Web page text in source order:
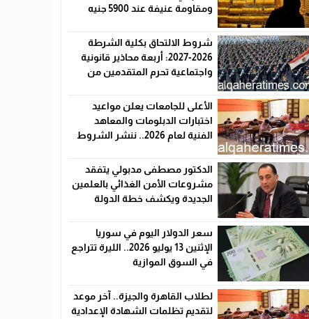
ومقاومة عنيفة عند 5900 جنيه
شروط الالتحاق بكلية الشرطة
2026-2027: أربعة محاذير قانونية
واجتماعية تحرم المتقدمين من
الأعلى للجامعات يعلن مواعيد
اختبارات الدبلومات والمعاهد
الفنية لعام 2026.. ننشر الشروط
الدكتور مصطفى مدبولي يتفقد
مشروعات الأمن الغذائي بالعلمين
الجديدة ويكشف خطة الدولة
سعر الدولار اليوم في سوريا
الإثنين 13 يوليو 2026.. الليرة تتراجع
في السوق الموازية
لطلاب القاهرة والجيزة.. آخر موعد
لتقديم تظلمات الشهادة الإعدادية